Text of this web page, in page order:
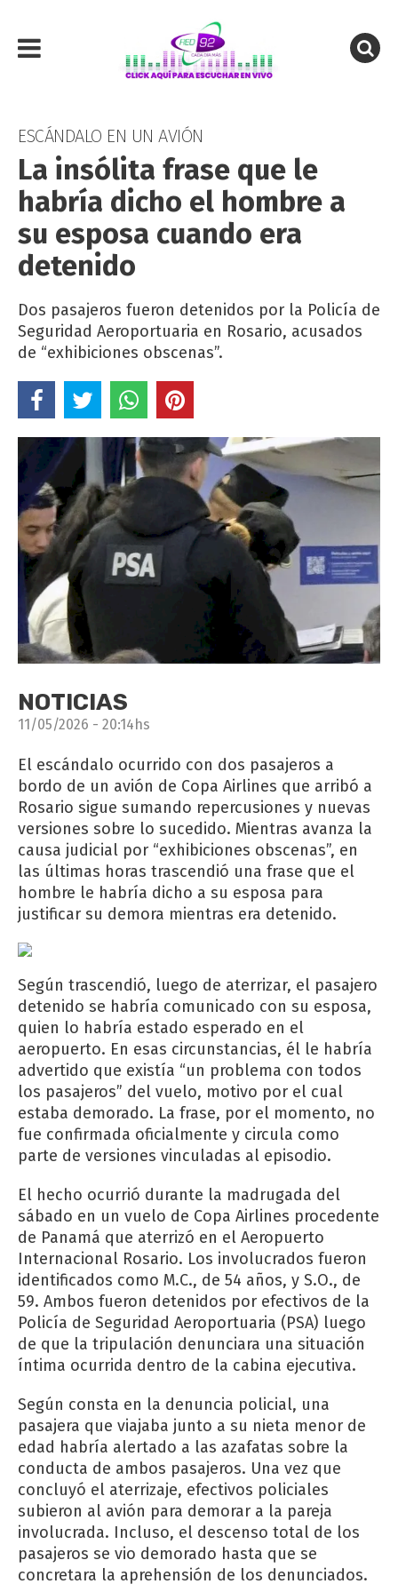
ESCÁNDALO EN UN AVIÓN
La insólita frase que le
habría dicho el hombre a
su esposa cuando era
detenido
Dos pasajeros fueron detenidos por la Policía de
Seguridad Aeroportuaria en Rosario, acusados
de “exhibiciones obscenas”.
NOTICIAS
11/05/2026 - 20:14hs
El escándalo ocurrido con dos pasajeros a
bordo de un avión de Copa Airlines que arribó a
Rosario sigue sumando repercusiones y nuevas
versiones sobre lo sucedido. Mientras avanza la
causa judicial por “exhibiciones obscenas”, en
las últimas horas trascendió una frase que el
hombre le habría dicho a su esposa para
justificar su demora mientras era detenido.
Según trascendió, luego de aterrizar, el pasajero
detenido se habría comunicado con su esposa,
quien lo habría estado esperado en el
aeropuerto. En esas circunstancias, él le habría
advertido que existía “un problema con todos
los pasajeros” del vuelo, motivo por el cual
estaba demorado. La frase, por el momento, no
fue confirmada oficialmente y circula como
parte de versiones vinculadas al episodio.
El hecho ocurrió durante la madrugada del
sábado en un vuelo de Copa Airlines procedente
de Panamá que aterrizó en el Aeropuerto
Internacional Rosario. Los involucrados fueron
identificados como M.C., de 54 años, y S.O., de
59. Ambos fueron detenidos por efectivos de la
Policía de Seguridad Aeroportuaria (PSA) luego
de que la tripulación denunciara una situación
íntima ocurrida dentro de la cabina ejecutiva.
Según consta en la denuncia policial, una
pasajera que viajaba junto a su nieta menor de
edad habría alertado a las azafatas sobre la
conducta de ambos pasajeros. Una vez que
concluyó el aterrizaje, efectivos policiales
subieron al avión para demorar a la pareja
involucrada. Incluso, el descenso total de los
pasajeros se vio demorado hasta que se
concretara la aprehensión de los denunciados.